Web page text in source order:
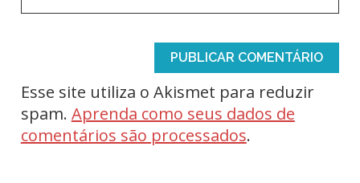
Esse site utiliza o Akismet para reduzir
spam. Aprenda como seus dados de
comentários são processados.